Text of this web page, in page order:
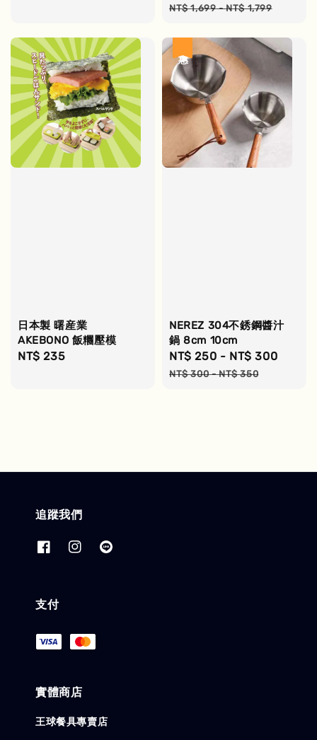
price
NT$ 1,699-NT$ 1,799
日本製 曙産業
AKEBONO 飯糰壓模
Regular
NT$ 235
NEREZ 304不銹鋼醬汁
鍋 8cm 10cm
Sale
price
NT$ 250 - NT$ 300
NT$ 300-NT$ 350
追蹤我們
支付
實體商店
王球餐具專賣店